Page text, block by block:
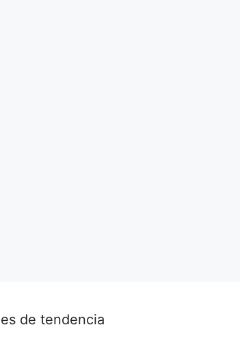
de tendencia